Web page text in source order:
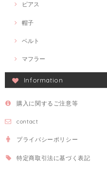
ピアス
帽子
ベルト
マフラー
Information
購入に関するご注意等
contact
プライバシーポリシー
特定商取引法に基づく表記